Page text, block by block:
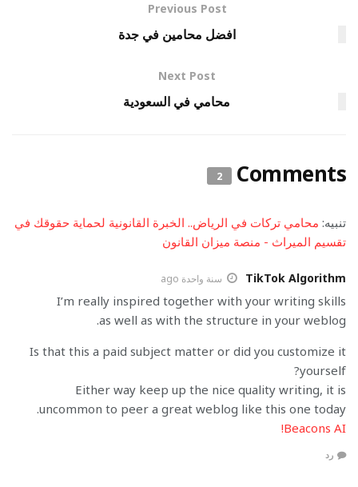
Previous Post
افضل محامين في جدة
Next Post
محامي في السعودية
Comments
2
تنبيه: محامي تركات في الرياض.. الخبرة القانونية لحماية حقوقك في
تقسيم الميراث - منصة ميزان القانون
TikTok Algorithm سنة واحدة ago
I’m really inspired together with your writing skills
as well as with the structure in your weblog.
Is that this a paid subject matter or did you customize it
yourself?
Either way keep up the nice quality writing, it is
uncommon to peer a great weblog like this one today.
Beacons AI
!
رد